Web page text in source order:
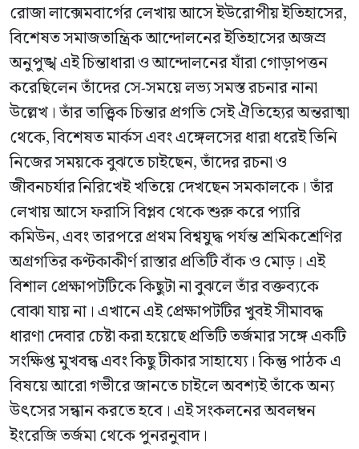
রোজা লাক্সেমবার্গের লেখায় আসে ইউরোপীয় ইতিহাসের,
বিশেষত সমাজতান্ত্রিক আন্দোলনের ইতিহাসের অজস্র
অনুপুঙ্খ এই চিন্তাধারা ও আন্দোলনের যাঁরা গোড়াপত্তন
করেছিলেন তাঁদের সে-সময়ে লভ্য সমস্ত রচনার নানা
উল্লেখ। তাঁর তাত্ত্বিক চিন্তার প্রগতি সেই ঐতিহ্যের অন্তরাত্মা
থেকে, বিশেষত মার্কস এবং এঙ্গেলসের ধারা ধরেই তিনি
নিজের সময়কে বুঝতে চাইছেন, তাঁদের রচনা ও
জীবনচর্যার নিরিখেই খতিয়ে দেখছেন সমকালকে। তাঁর
লেখায় আসে ফরাসি বিপ্লব থেকে শুরু করে প্যারি
কমিউন, এবং তারপরে প্রথম বিশ্বযুদ্ধ পর্যন্ত শ্রমিকশ্রেণির
অগ্রগতির কণ্টকাকীর্ণ রাস্তার প্রতিটি বাঁক ও মোড়। এই
বিশাল প্রেক্ষাপটটিকে কিছুটা না বুঝলে তাঁর বক্তব্যকে
বোঝা যায় না। এখানে এই প্রেক্ষাপটটির খুবই সীমাবদ্ধ
ধারণা দেবার চেষ্টা করা হয়েছে প্রতিটি তর্জমার সঙ্গে একটি
সংক্ষিপ্ত মুখবন্ধ এবং কিছু টীকার সাহায্যে। কিন্তু পাঠক এ
বিষয়ে আরো গভীরে জানতে চাইলে অবশ্যই তাঁকে অন্য
উৎসের সন্ধান করতে হবে। এই সংকলনের অবলম্বন
ইংরেজি তর্জমাথেকে পুনরনুবাদ।